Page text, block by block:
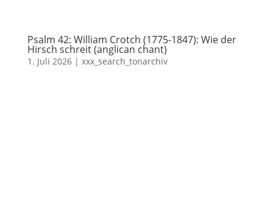
Psalm 42: William Crotch (1775-1847): Wie der
Hirsch schreit (anglican chant)
1. Juli 2026| xxx_search_tonarchiv